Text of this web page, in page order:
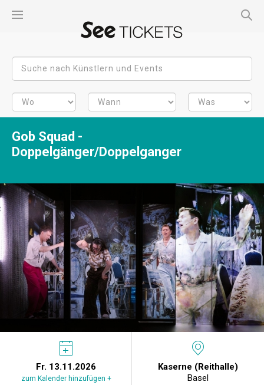
Gob Squad -
Doppelgänger/Doppelganger
Fr. 13.11.2026
zum Kalender hinzufügen +
Kaserne (Reithalle)
Basel